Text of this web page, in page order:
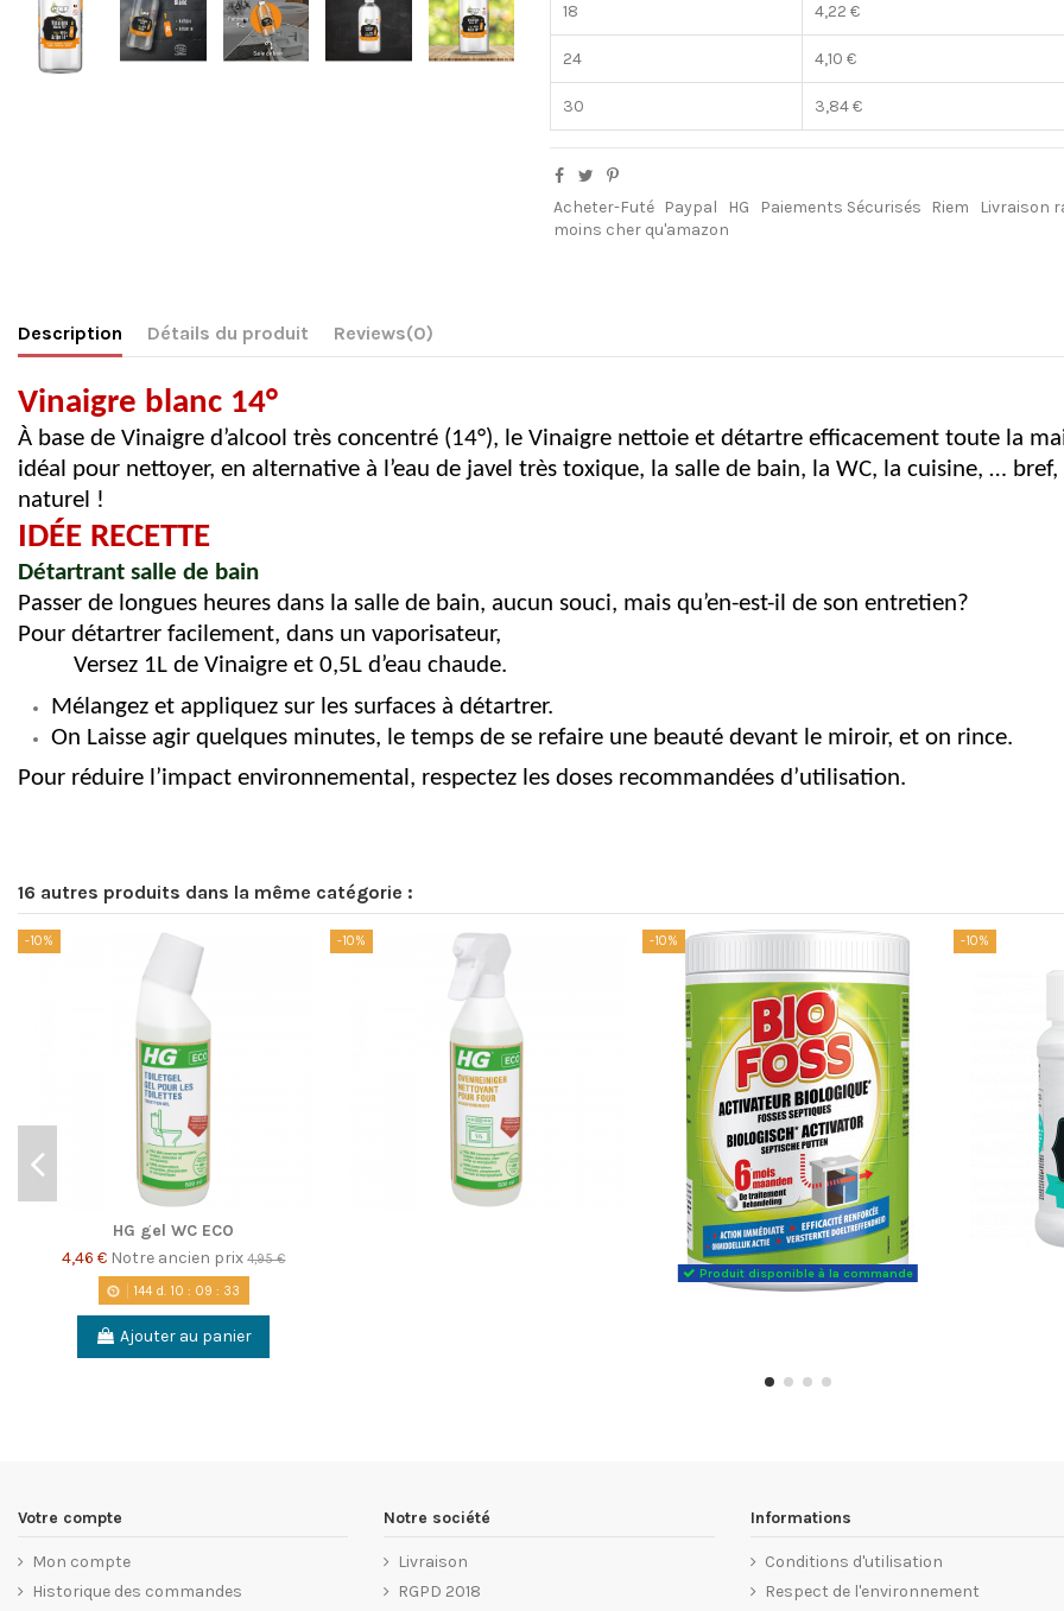
18 4,22 €
24 4,10 €
30 3,84 €
Acheter-Futé Paypal HG Paiements Sécurisés Riem Livraison
moins cher qu'amazon
Description Détails du produit Reviews(0)
Vinaigre blanc 14°
À base de Vinaigre d’alcool très concentré (14°), le Vinaigre nettoie et détartre efficacement toute la
idéal pour nettoyer, en alternative à l’eau de javel très toxique, la salle de bain, la WC, la cuisine, …
naturel !
IDÉE RECETTE
Détartrant salle de bain
Passer de longues heures dans la salle de bain, aucun souci, mais qu’en-est-il de son entretien?
Pour détartrer facilement, dans un vaporisateur,
Versez 1L de Vinaigre et 0,5L d’eau chaude.
Mélangez et appliquez sur les surfaces à détartrer.
On Laisse agir quelques minutes, le temps de se refaire une beauté devant le miroir, et on rince.
Pour réduire l’impact environnemental, respectez les doses recommandées d’utilisation.
16 autres produits dans la même catégorie :
-10%
HG gel WC ECO
4,46 € Notre ancien prix4,95 €
144d. 10 : 09 : 33
Ajouter au panier
-10% -10%
Produit disponible à la commande
-10%
Votre compte
Mon compte
Historique des commandes
Notre société
Livraison
RGPD 2018
Informations
Conditions d'utilisation
Respect de l'environnement